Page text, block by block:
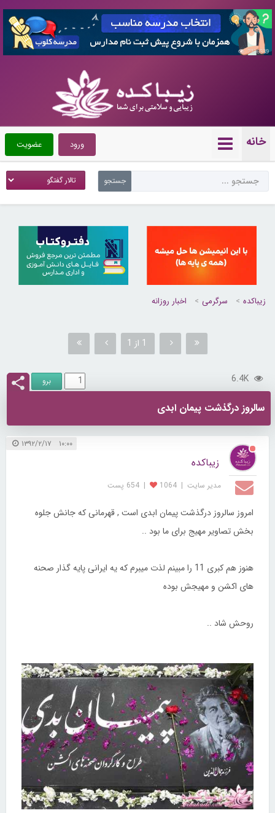
7356539
خانه عضویت ورود
زیباکده سرگرمی اخبار روزانه
1 از 1
6.4K
سالروز درگذشت پیمان ابدی
۱۰:۰۰ ۱۳۹۲/۲/۱۷
زیباکده
مدیر سایت |
1064
| 654 پست
امروز سالروز درگذشت پیمان ابدی است , قهرمانی که جانش جلوه
بخش تصاویر مهیج برای ما بود ..
هنوز هم کبری 11 را مبینم لذت میبرم که یه ایرانی پایه گذار صحنه
های اکشن و مهیجش بوده
روحش شاد ..